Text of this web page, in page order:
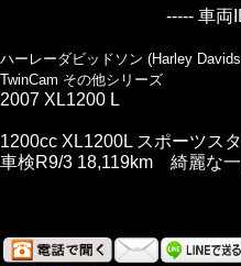
----- 車両
ハーレーダビッドソン (Harley
TwinCam その他シリーズ
2007 XL1200 L
1200cc XL1200L スポーツス
車検R9/3 18,119km 綺麗な